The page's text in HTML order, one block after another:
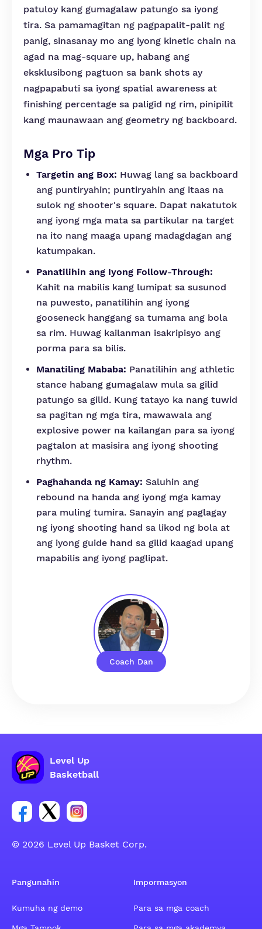
Coach Dan
patuloy kang gumagalaw patungo sa iyong
tira. Sa pamamagitan ng pagpapalit-palit ng
panig, sinasanay mo ang iyong kinetic chain na
agad na mag-square up, habang ang
eksklusibong pagtuon sa bank shots ay
nagpapabuti sa iyong spatial awareness at
finishing percentage sa paligid ng rim, pinipilit
kang maunawaan ang geometry ng backboard.
Mga Pro Tip
Targetin ang Box: Huwag lang sa backboard
ang puntiryahin; puntiryahin ang itaas na
sulok ng shooter's square. Dapat nakatutok
ang iyong mga mata sa partikular na target
na ito nang maaga upang madagdagan ang
katumpakan.
Panatilihin ang Iyong Follow-Through:
Kahit na mabilis kang lumipat sa susunod
na puwesto, panatilihin ang iyong
gooseneck hanggang sa tumama ang bola
sa rim. Huwag kailanman isakripisyo ang
porma para sa bilis.
Manatiling Mababa: Panatilihin ang athletic
stance habang gumagalaw mula sa gilid
patungo sa gilid. Kung tatayo ka nang tuwid
sa pagitan ng mga tira, mawawala ang
explosive power na kailangan para sa iyong
pagtalon at masisira ang iyong shooting
rhythm.
Paghahanda ng Kamay: Saluhin ang
rebound na handa ang iyong mga kamay
para muling tumira. Sanayin ang paglagay
ng iyong shooting hand sa likod ng bola at
ang iyong guide hand sa gilid kaagad upang
mapabilis ang iyong paglipat.
Level Up
Basketball
Link para sa social group ng Facebook account
Link para sa social group ng tweeter account
Link para sa social group ng Instagram
© 2026 Level Up Basket Corp.
Pangunahin
Kumuha ng demo
Impormasyon
Para sa mga coach